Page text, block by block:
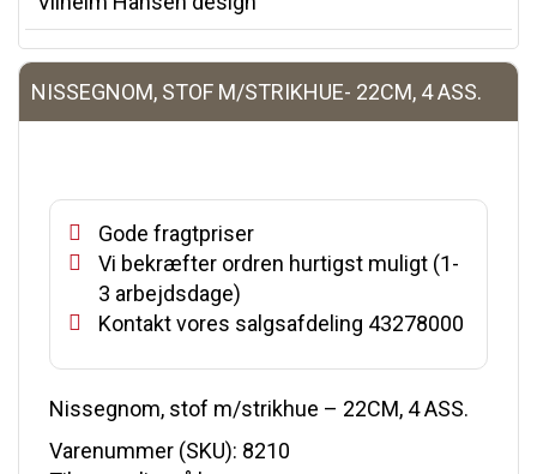
NISSEGNOM, STOF M/STRIKHUE- 22CM, 4 ASS.
Gode fragtpriser
Vi bekræfter ordren hurtigst muligt (1-
3 arbejdsdage)
Kontakt vores salgsafdeling 43278000
Nissegnom, stof m/strikhue – 22CM, 4 ASS.
Varenummer (SKU): 8210